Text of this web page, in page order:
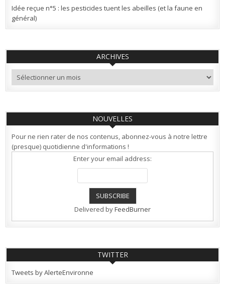
Idée reçue n°5 : les pesticides tuent les abeilles (et la faune en
général)
ARCHIVES
Archives
NOUVELLES
Pour ne rien rater de nos contenus, abonnez-vous à notre lettre
(presque) quotidienne d'informations !
Enter your email address:
Delivered byFeedBurner
TWITTER
Tweets by AlerteEnvironne